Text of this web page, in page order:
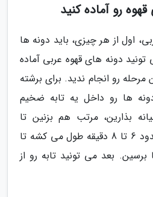
رو آماده کنید
اول از هر چیزی، باید دونه ها
تونید دونه های قهوه عربی آماده
رو انجام ندید. برای برشته
ها رو داخل یه تابه ضخیم
بذارین، مرتب هم بزنین تا
یکنواخت برشته بشن. حدود 6 تا 8 دقیقه طول می کشه تا
برسین. بعد می تونید تابه رو از